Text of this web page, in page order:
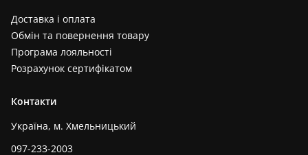
Доставка і оплата
Обмін та повернення товару
Програма лояльності
Розрахунок сертифікатом
Контакти
Україна, м. Хмельницький
097-233-2003